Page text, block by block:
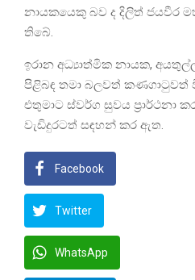
නායකයෙකු බව ද දිලිත් ජයවීර
තිබේ.
ඉරාන අධ්‍යාත්මික නායක,
පිළිබඳ තමා බලවත් කණගාටුවත්
එතුමාට ස්වර්ග සුවය ප්‍රාර්ථනා
වැඩිදුරටත් සඳහන් කර ඇත.
Facebook
Twitter
WhatsApp